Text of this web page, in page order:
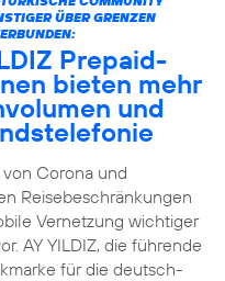
ÜBER GRENZEN
Prepaid-
bieten mehr
und
Corona und
Reisebeschränkungen
Vernetzung wichtiger
AY YILDIZ, die führende
für die deutsch-